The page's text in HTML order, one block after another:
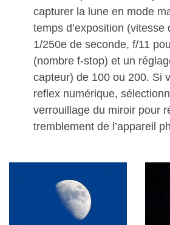
capturer la lune en mode
temps d’exposition (vitesse
1/250e de seconde, f/11
(nombre f-stop) et un
capteur) de 100 ou 200. Si
reflex numérique,
verrouillage du miroir pour
tremblement de l’appareil